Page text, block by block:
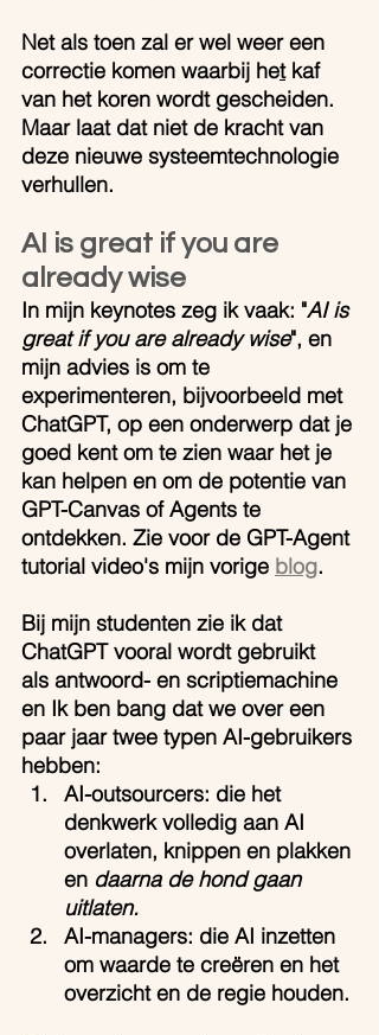
Net als toen zal er wel weer een
correctie komen waarbij het kaf
van het koren wordt gescheiden.
Maar laat dat niet de kracht van
deze nieuwe systeemtechnologie
verhullen.
AI is great if you are
already wise
In mijn keynotes zeg ik vaak: "AI is
great if you are already wise", en
mijn advies is om te
experimenteren, bijvoorbeeld met
ChatGPT, op een onderwerp dat je
goed kent om te zien waar het je
kan helpen en om de potentie van
GPT-Canvas of Agents te
ontdekken. Zie voor de GPT-Agent
tutorial video's mijn vorige blog.
Bij mijn studenten zie ik dat
ChatGPT vooral wordt gebruikt
als antwoord- en scriptiemachine
en Ik ben bang dat we over een
paar jaar twee typen AI-gebruikers
hebben:
AI-outsourcers: die het
denkwerk volledig aan AI
overlaten, knippen en plakken
en daarna de hond gaan
uitlaten.
AI-managers: die AI inzetten
om waarde te creëren en het
overzicht en de regie houden.